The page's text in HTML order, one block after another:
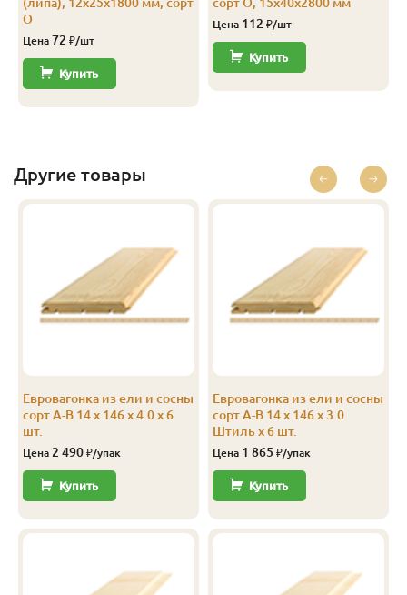
С 12.5 96 88 2.5
С 88 2.7
С
(липа), 12х25х1800 мм, сорт
О
Цена 72 ₽/шт
Купить
сорт О, 15х40х2800 мм
Цена 112 ₽/шт
Купить
Другие товары
Евровагонка из ели и сосны
сорт А-В 14 x 146 x 4.0 x 6
шт.
Цена 2 490 ₽/упак
Купить
Евровагонка из ели и сосны
сорт А-В 14 x 146 x 3.0
Штиль x 6 шт.
Цена 1 865 ₽/упак
Купить